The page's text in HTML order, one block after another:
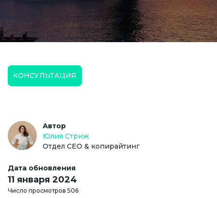
КОНСУЛЬТАЦИЯ
Автор
Юлия Стриж
Отдел СЕО & копирайтинг
Дата обновления
11 января 2024
Число просмотров 506